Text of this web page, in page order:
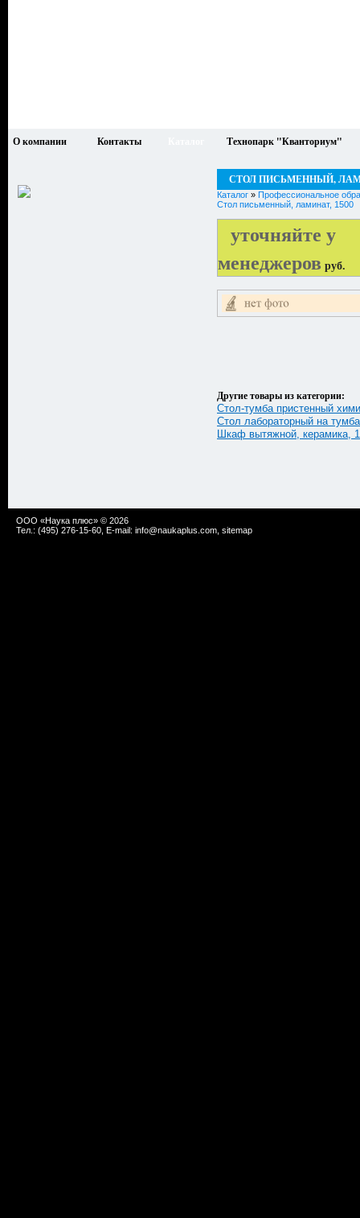
О компании Контакты Технопарк "Кванториум"
СТОЛ ПИСЬМЕННЫЙ,
Каталог » Профессиональное
Стол письменный, ламинат, 1500
уточняйте у
менеджеров руб.
Другие товары из категории:
Стол-тумба пристенный
Стол лабораторный на
Шкаф вытяжной, керамика,
ООО «Наука плюс» © 2026
Тел.: (495) 276-15-60, E-mail: info@naukaplus.com sitemap